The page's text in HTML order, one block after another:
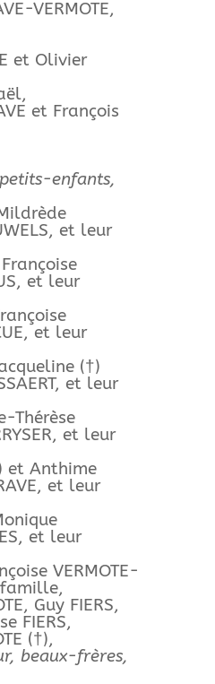
VERMOTE,
et Olivier
et François
enfants,
et leur
et leur
et leur
(†)
et leur
Thérèse
et leur
et Anthime
et leur
et leur
VERMOTE-
Guy FIERS,
FIERS,
(†),
beaux-frères,